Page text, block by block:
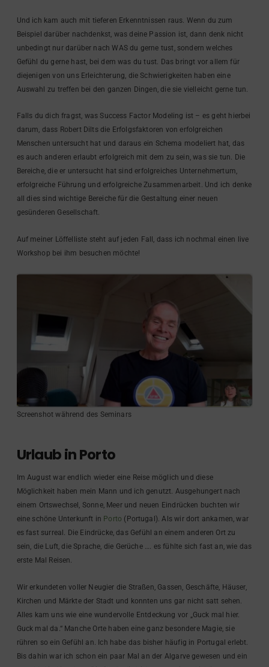
Und ich kam auch mit tieferen Erkenntnissen raus. Wenn du zum
Beispiel darüber nachdenkst, was deine Passion ist, dann denk nicht
unbedingt nur darüber nach WAS du gerne tust, sondern welches
Gefühl du gerne hast, bei dem was du tust. Das bringt vor allem für
diejenigen von uns Erleichterung, die Schwierigkeiten haben eine
Auswahl zu treffen bei den ganzen Dingen, die sie vielleicht gerne tun.
Falls du dich fragst, was Success Factor Modeling ist – es geht hierbei
darum, dass Robert Dilts die Erfolgsfaktoren von erfolgreichen
Menschen untersucht hat und daraus ein Schema modeliert hat, das
es auch anderen erlaubt erfolgreich mit dem zu sein, was sie tun. Die
Bereiche, die er untersucht hat sind erfolgreiches Unternehmertum,
erfolgreiche Führung und erfolgreiche Zusammenarbeit. Und ich denke
all dies sind wichtige Bereiche für die Gestaltung einer neuen
gesünderen Gesellschaft.
Auf meiner Löffelliste steht auf jeden Fall, dass ich nochmal einen live
Workshop bei ihm besuchen möchte!
Screenshot während des Seminars
Urlaub in Porto
Im August war endlich wieder eine Reise möglich und diese
Möglichkeit haben mein Mann und ich genutzt. Ausgehungert nach
einem Ortswechsel, Sonne, Meer und neuen Eindrücken buchten wir
eine schöne Unterkunft in Porto (Portugal). Als wir dort ankamen, war
es fast surreal. Die Eindrücke, das Gefühl an einem anderen Ort zu
sein, die Luft, die Sprache, die Gerüche …. es fühlte sich fast an, wie das
erste Mal Reisen.
Wir erkundeten voller Neugier die Straßen, Gassen, Geschäfte, Häuser,
Kirchen und Märkte der Stadt und konnten uns gar nicht satt sehen.
Alles kam uns wie eine wundervolle Entdeckung vor „Guck mal hier.
Guck mal da.“ Manche Orte haben eine ganz besondere Magie, sie
rühren so ein Gefühl an. Ich habe das bisher häufig in Portugal erlebt.
Bis dahin war ich schon ein paar Mal an der Algarve gewesen und ein